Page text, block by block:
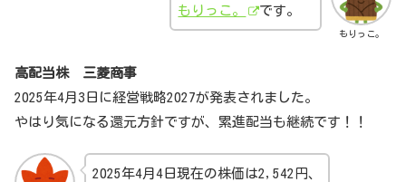
もりっこ。
もりっこ。
です。
高配当株 三菱商事
2025年4月3日に経営戦略2027が発表されました。
やはり気になる還元方針ですが、累進配当も継続です！！
2025年4月4日現在の株価は2,542円、